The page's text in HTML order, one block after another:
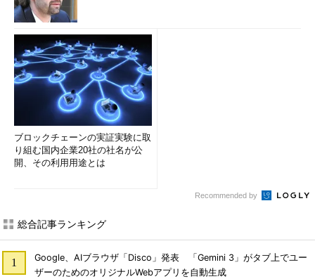
ブロックチェーンの実証実験に取
り組む国内企業20社の社名が公
開、その利用用途とは
Recommended by
総合記事ランキング
Google、AIブラウザ「Disco」発表 「Gemini 3」がタブ上でユー
ザーのためのオリジナルWebアプリを自動生成